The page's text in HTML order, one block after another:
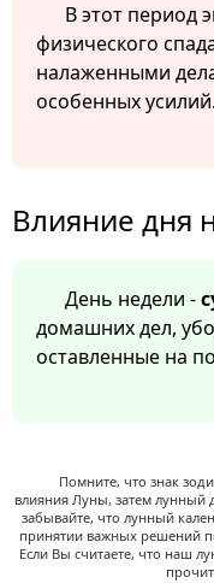
В этот период
физического
налаженными
особенных усилий.
Влияние дня
День недели -
домашних дел,
оставленные на
Помните, что знак
влияния Луны, затем лунный
забывайте, что лунный
принятии важных решений
Если Вы считаете, что наш